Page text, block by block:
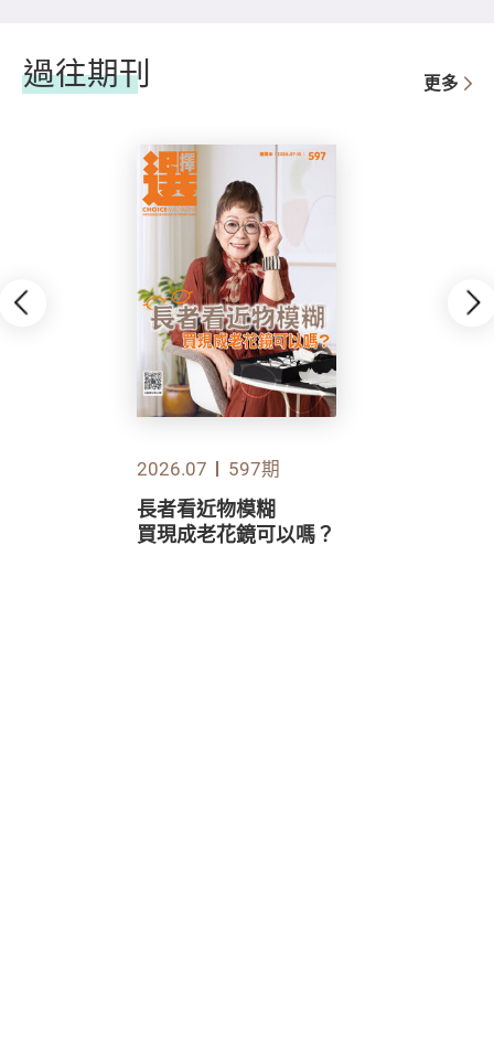
過往期刊 更多
2026.07 597期
長者看近物模糊
買現成老花鏡可以嗎？